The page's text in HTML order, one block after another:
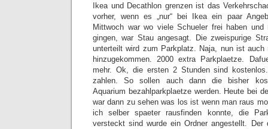
Ikea und Decathlon grenzen ist das
vorher, wenn es „nur“ bei Ikea ein paar
Mittwoch war wo viele Schueler frei haben
gingen, war Stau angesagt. Die zweispurige
unterteilt wird zum Parkplatz. Naja, nun ist auch
hinzugekommen. 2000 extra Parkplaetze.
mehr. Ok, die ersten 2 Stunden sind
zahlen. So sollen auch dann die bisher
Aquarium bezahlparkplaetze werden. Heute bei
war dann zu sehen was los ist wenn man raus
ich selber spaeter rausfinden konnte, die
versteckt sind wurde ein Ordner angestellt. Der